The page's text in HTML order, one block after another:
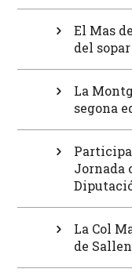
El Mas
del
La
segona
Jornada
La Col
de